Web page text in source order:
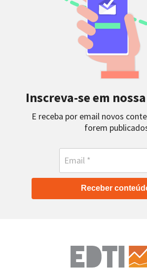
Inscreva-se em
E receba por email novos
forem
Receber